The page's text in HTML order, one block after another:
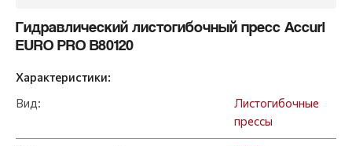
Гидравлический листогибочный пресс Accurl
EURO PRO B80120
Характеристики:
Вид:
Листогибочные
прессы